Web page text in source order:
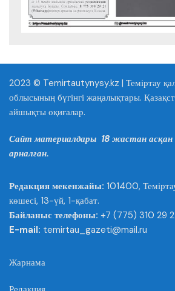
2023 © Temirtautynysy.kz | Теміртау
облысының бүгінгі жаңалықтары.
айшықты оқиғалар.
Сайт материалдары 18 жастан асқан
арналған.
Редакция мекенжайы: 101400,
көшесі, 13-үй, 1-қабат.
Байланыс телефоны: +7 (775) 310 29
E-mail: temirtau_gazeti@mail.ru
Жарнама